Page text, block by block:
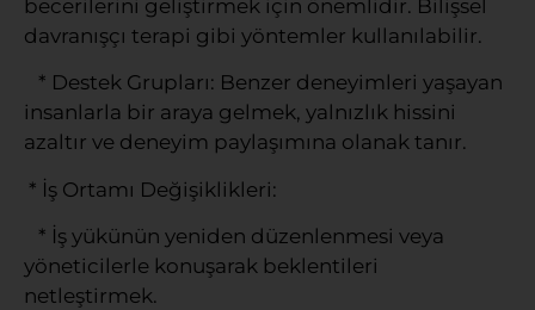
becerilerini geliştirmek için önemlidir. Bilişsel
davranışçı terapi gibi yöntemler kullanılabilir.
* Destek Grupları: Benzer deneyimleri yaşayan
insanlarla bir araya gelmek, yalnızlık hissini
azaltır ve deneyim paylaşımına olanak tanır.
* İş Ortamı Değişiklikleri:
* İş yükünün yeniden düzenlenmesi veya
yöneticilerle konuşarak beklentileri
netleştirmek.